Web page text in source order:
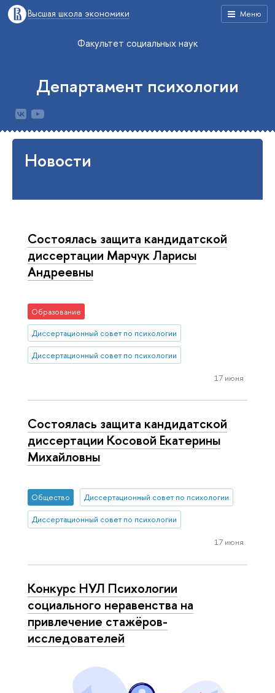
Меню
Высшая школа экономики
Факультет социальных наук
Департамент психологии
Новости
Состоялась защита кандидатской
диссертации Марчук Ларисы
Андреевны
Образование
Диссертационный совет по психологии
Диссертационный совет по психологии
17 июня
Состоялась защита кандидатской
диссертации Косовой Екатерины
Михайловны
Общество Диссертационный совет по психологии
Диссертационный совет по психологии
17 июня
Конкурс НУЛ Психологии
социального неравенства на
привлечение стажёров-
исследователей